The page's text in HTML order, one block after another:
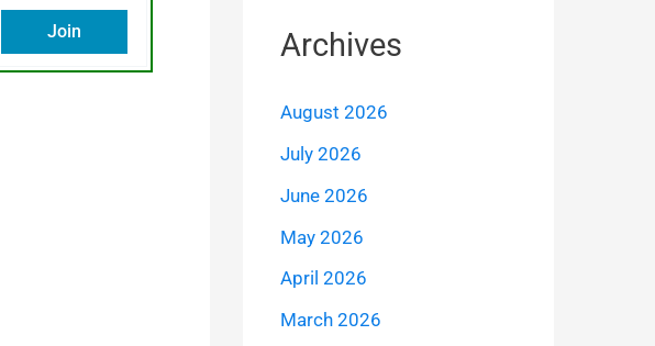
Join Archives
August 2026
July 2026
June 2026
May 2026
April 2026
March 2026